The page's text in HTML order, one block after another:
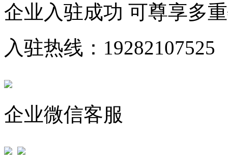
企业入驻成功 可尊享多
入驻热线：19282107525
企业微信客服